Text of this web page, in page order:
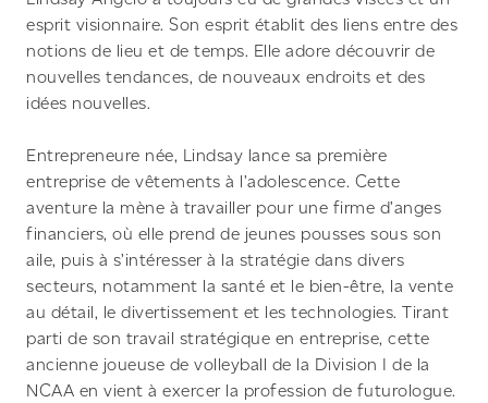
esprit visionnaire. Son esprit établit des liens entre des
notions de lieu et de temps. Elle adore découvrir de
nouvelles tendances, de nouveaux endroits et des
idées nouvelles.
Entrepreneure née, Lindsay lance sa première
entreprise de vêtements à l’adolescence. Cette
aventure la mène à travailler pour une firme d’anges
financiers, où elle prend de jeunes pousses sous son
aile, puis à s’intéresser à la stratégie dans divers
secteurs, notamment la santé et le bien-être, la vente
au détail, le divertissement et les technologies. Tirant
parti de son travail stratégique en entreprise, cette
ancienne joueuse de volleyball de la Division I de la
NCAA en vient à exercer la profession de futurologue.